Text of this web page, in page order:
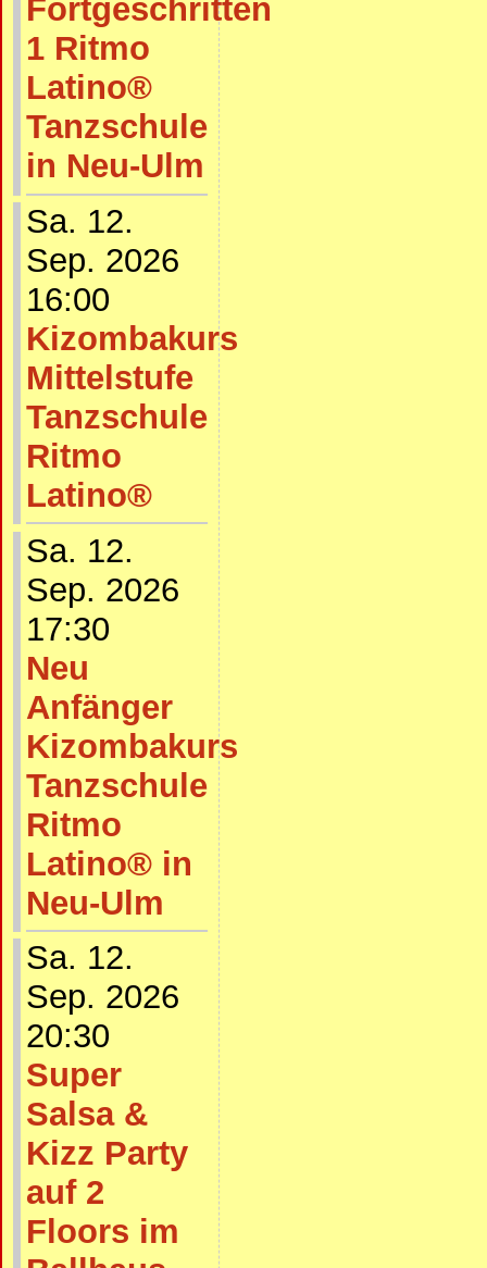
Fortgeschritten
1 Ritmo
Latino®
Tanzschule
in Neu-Ulm
Sa. 12.
Sep. 2026
16:00
Kizombakurs
Mittelstufe
Tanzschule
Ritmo
Latino®
Sa. 12.
Sep. 2026
17:30
Neu
Anfänger
Kizombakurs
Tanzschule
Ritmo
Latino® in
Neu-Ulm
Sa. 12.
Sep. 2026
20:30
Super
Salsa &
Kizz Party
auf 2
Floors im